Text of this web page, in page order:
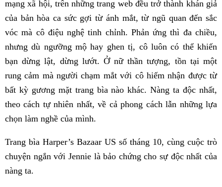
mạng xã hội, trên những trang web đều trở thành khán giả
của bản hòa ca sức gợi từ ánh mắt, từ ngũ quan đến sắc
vóc mà cô điệu nghệ tinh chỉnh. Phản ứng thì đa chiều,
nhưng dù ngưỡng mộ hay ghen tị, cô luôn có thể khiến
bạn dừng lật, dừng lướt. Ở nữ thần tượng, tồn tại một
rung cảm mà người chạm mắt với cô hiếm nhận được từ
bất kỳ gương mặt trang bìa nào khác. Nàng ta độc nhất,
theo cách tự nhiên nhất, về cả phong cách lẫn những lựa
chọn làm nghề của mình.
Trang bìa Harper’s Bazaar US số tháng 10, cùng cuộc trò
chuyện ngắn với Jennie là bảo chứng cho sự độc nhất của
nàng ta.